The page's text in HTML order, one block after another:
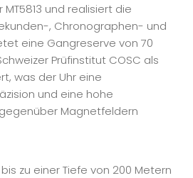
und realisiert die
, Chronographen- und
eine Gangreserve von 70
Prüfinstitut COSC als
was der Uhr eine
und eine hohe
Magnetfeldern
zu einer Tiefe von 200 Metern